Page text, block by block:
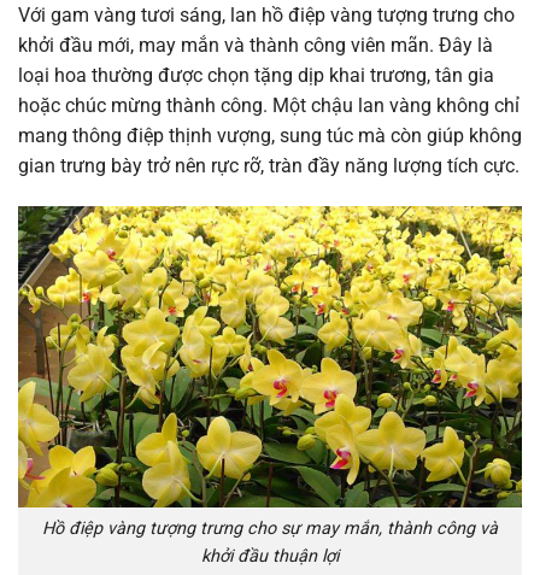
Với gam vàng tươi sáng, lan hồ điệp vàng tượng trưng cho
khởi đầu mới, may mắn và thành công viên mãn. Đây là
loại hoa thường được chọn tặng dịp khai trương, tân gia
hoặc chúc mừng thành công. Một chậu lan vàng không chỉ
mang thông điệp thịnh vượng, sung túc mà còn giúp không
gian trưng bày trở nên rực rỡ, tràn đầy năng lượng tích cực.
Hồ điệp vàng tượng trưng cho sự may mắn, thành công và
khởi đầu thuận lợi